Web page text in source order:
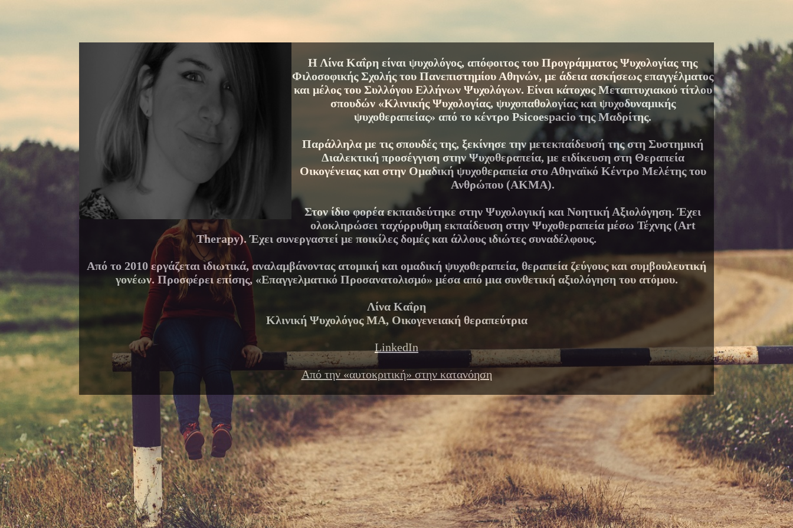
Η Λίνα Καΐρη είναι ψυχολόγος, απόφοιτος του Προγράμματος Ψυχολογίας της
Φιλοσοφικής Σχολής του Πανεπιστημίου Αθηνών, με άδεια ασκήσεως επαγγέλματος
και μέλος του Συλλόγου Ελλήνων Ψυχολόγων. Είναι κάτοχος Μεταπτυχιακού τίτλου
σπουδών «Κλινικής Ψυχολογίας, ψυχοπαθολογίας και ψυχοδυναμικής
ψυχοθεραπείας» από το κέντρο Psicoespacio της Μαδρίτης.
Παράλληλα με τις σπουδές της, ξεκίνησε την μετεκπαίδευσή της στη Συστημική
Διαλεκτική προσέγγιση στην Ψυχοθεραπεία, με ειδίκευση στη Θεραπεία
Οικογένειας και στην Ομαδική ψυχοθεραπεία στο Αθηναϊκό Κέντρο Μελέτης του
Ανθρώπου (ΑΚΜΑ).
Στον ίδιο φορέα εκπαιδεύτηκε στην Ψυχολογική και Νοητική Αξιολόγηση. Έχει
ολοκληρώσει ταχύρρυθμη εκπαίδευση στην Ψυχοθεραπεία μέσω Τέχνης (Art
Therapy). Έχει συνεργαστεί με ποικίλες δομές και άλλους ιδιώτες συναδέλφους.
Από το 2010 εργάζεται ιδιωτικά, αναλαμβάνοντας ατομική και ομαδική ψυχοθεραπεία, θεραπεία ζεύγους και συμβουλευτική
γονέων. Προσφέρει επίσης, «Επαγγελματικό Προσανατολισμό» μέσα από μια συνθετική αξιολόγηση του ατόμου.
Λίνα Καΐρη
Κλινική Ψυχολόγος ΜΑ, Οικογενειακή θεραπεύτρια
LinkedIn
Από την «αυτοκριτική» στην κατανόηση